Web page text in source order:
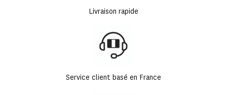
Livraison rapide
Service client basé en France